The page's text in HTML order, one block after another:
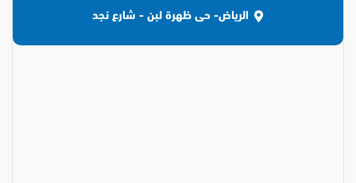
الرياض- حى ظهرة لبن - شارع نجد